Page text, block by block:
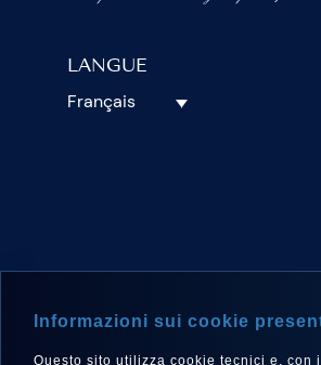
LANGUE
Français
Informazioni sui cookie
Questo sito utilizza cookie tecnici e,